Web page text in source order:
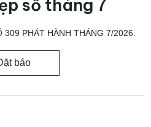
số tháng 7
PHÁT HÀNH THÁNG 7/2026.
báo